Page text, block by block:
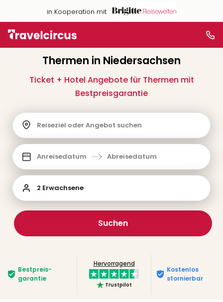
in Kooperation mit
Thermen in Niedersachsen
Ticket + Hotel Angebote für Thermen mit
Bestpreisgarantie
Reiseziel oder Angebot suchen
Anreisedatum Abreisedatum
2 Erwachsene
Suchen
Bestpreis­
garantie
Hervorragend
Trustpilot
Kostenlos
stornierbar